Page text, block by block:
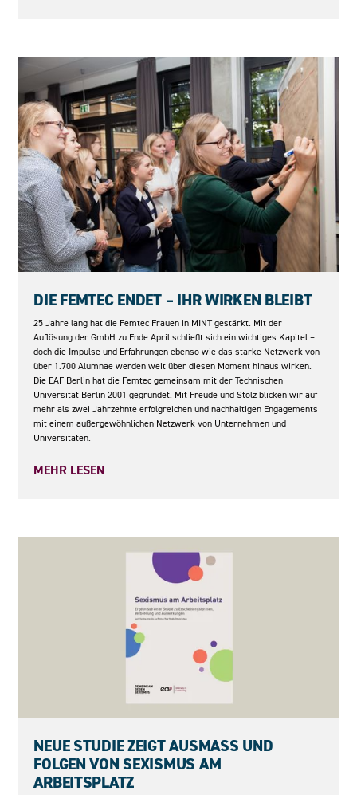
DIE FEMTEC ENDET – IHR WIRKEN BLEIBT
25 Jahre lang hat die Femtec Frauen in MINT gestärkt. Mit der
Auflösung der GmbH zu Ende April schließt sich ein wichtiges Kapitel –
doch die Impulse und Erfahrungen ebenso wie das starke Netzwerk von
über 1.700 Alumnae werden weit über diesen Moment hinaus wirken.
Die EAF Berlin hat die Femtec gemeinsam mit der Technischen
Universität Berlin 2001 gegründet. Mit Freude und Stolz blicken wir auf
mehr als zwei Jahrzehnte erfolgreichen und nachhaltigen Engagements
mit einem außergewöhnlichen Netzwerk von Unternehmen und
Universitäten.
MEHR LESEN
NEUE STUDIE ZEIGT AUSMASS UND F
OLGEN VON SEXISMUS AM A
RBEITSPLATZ